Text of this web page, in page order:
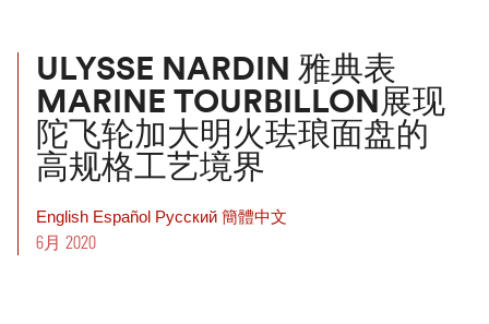
ULYSSE NARDIN 雅典表
MARINE TOURBILLON展现
陀飞轮加大明火珐琅面盘的
高规格工艺境界
English Español Pусский 簡體中文
6月 2020